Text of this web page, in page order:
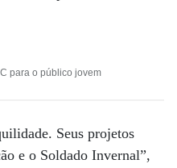
para o público jovem
Seus projetos
e o Soldado Invernal”,